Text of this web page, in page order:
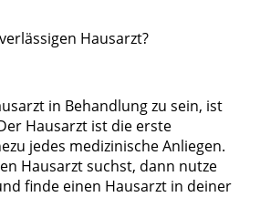
Hausarzt?
in Behandlung zu sein, ist
Hausarzt ist die erste
jedes medizinische Anliegen.
Hausarzt suchst, dann nutze
finde einen Hausarzt in deiner